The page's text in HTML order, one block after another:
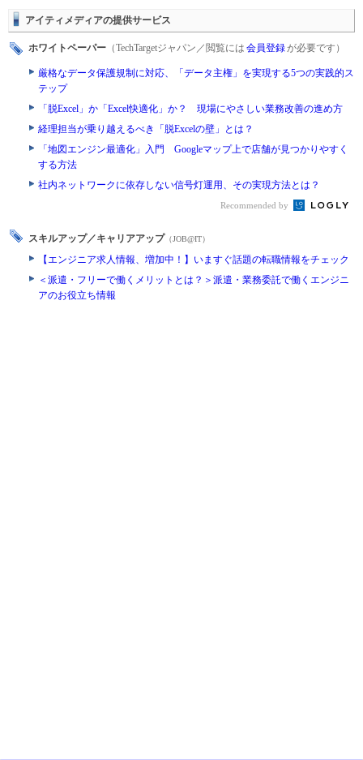
アイティメディアの提供サービス
ホワイトペーパー （TechTargetジャパン／閲覧には 会員登録が必要です）
厳格なデータ保護規制に対応、「データ主権」を実現する5つの実践的ス
テップ
「脱Excel」か「Excel快適化」か？ 現場にやさしい業務改善の進め方
経理担当が乗り越えるべき「脱Excelの壁」とは？
「地図エンジン最適化」入門 Googleマップ上で店舗が見つかりやすく
する方法
社内ネットワークに依存しない信号灯運用、その実現方法とは？
Recommended by
スキルアップ／キャリアアップ （JOB@IT）
【エンジニア求人情報、増加中！】いますぐ話題の転職情報をチェック
＜派遣・フリーで働くメリットとは？＞派遣・業務委託で働くエンジニ
アのお役立ち情報